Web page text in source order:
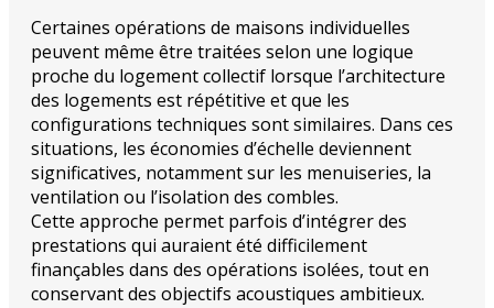
Certaines opérations de maisons individuelles
peuvent même être traitées selon une logique
proche du logement collectif lorsque l’architecture
des logements est répétitive et que les
configurations techniques sont similaires. Dans ces
situations, les économies d’échelle deviennent
significatives, notamment sur les menuiseries, la
ventilation ou l’isolation des combles.
Cette approche permet parfois d’intégrer des
prestations qui auraient été difficilement
finançables dans des opérations isolées, tout en
conservant des objectifs acoustiques ambitieux.